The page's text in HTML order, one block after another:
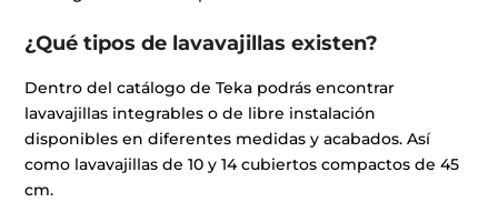
¿Qué tipos de lavavajillas existen?
Dentro del catálogo de Teka podrás encontrar
lavavajillas integrables o de libre instalación
disponibles en diferentes medidas y acabados. Así
como lavavajillas de 10 y 14 cubiertos compactos de 45
cm.